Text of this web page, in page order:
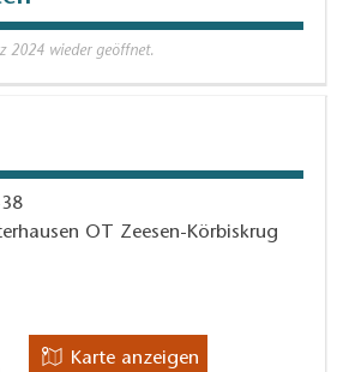
2024 wieder geöffnet.
OT Zeesen-Körbiskrug
Karte anzeigen